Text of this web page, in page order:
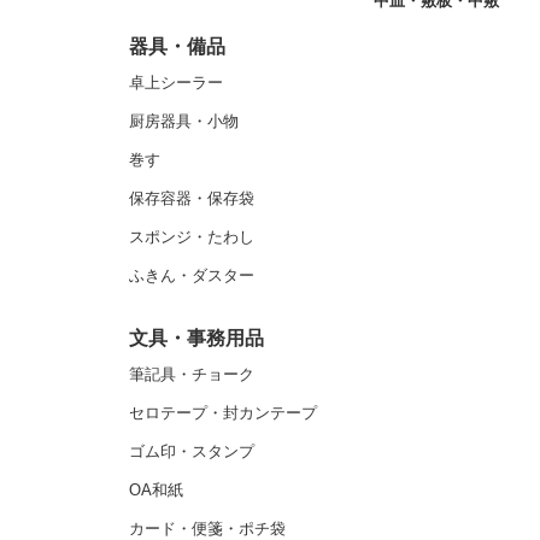
器具・備品
卓上シーラー
厨房器具・小物
巻す
保存容器・保存袋
スポンジ・たわし
ふきん・ダスター
文具・事務用品
筆記具・チョーク
セロテープ・封カンテープ
ゴム印・スタンプ
OA和紙
カード・便箋・ポチ袋